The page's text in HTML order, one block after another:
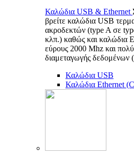
Καλώδια USB & Ethernet
βρείτε καλώδια USB
ακροδεκτών (type A σε
κλπ.) καθώς και καλώδια
εύρους 2000 Mhz και
διαμεταγωγής δεδομένων
Καλώδια USB
Καλώδια Ethernet